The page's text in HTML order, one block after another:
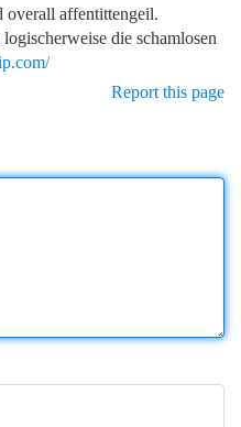
overall affentittengeil.
die schamlosen
Report this page